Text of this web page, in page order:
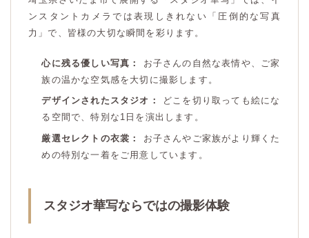
ンスタントカメラでは表現しきれない「圧倒的な写真
力」で、皆様の大切な瞬間を彩ります。
心に残る優しい写真：
お子さんの自然な表情や、ご家
族の温かな空気感を大切に撮影します。
デザインされたスタジオ：
どこを切り取っても絵にな
る空間で、特別な1日を演出します。
厳選セレクトの衣裳：
お子さんやご家族がより輝くた
めの特別な一着をご用意しています。
スタジオ華写ならではの撮影体験